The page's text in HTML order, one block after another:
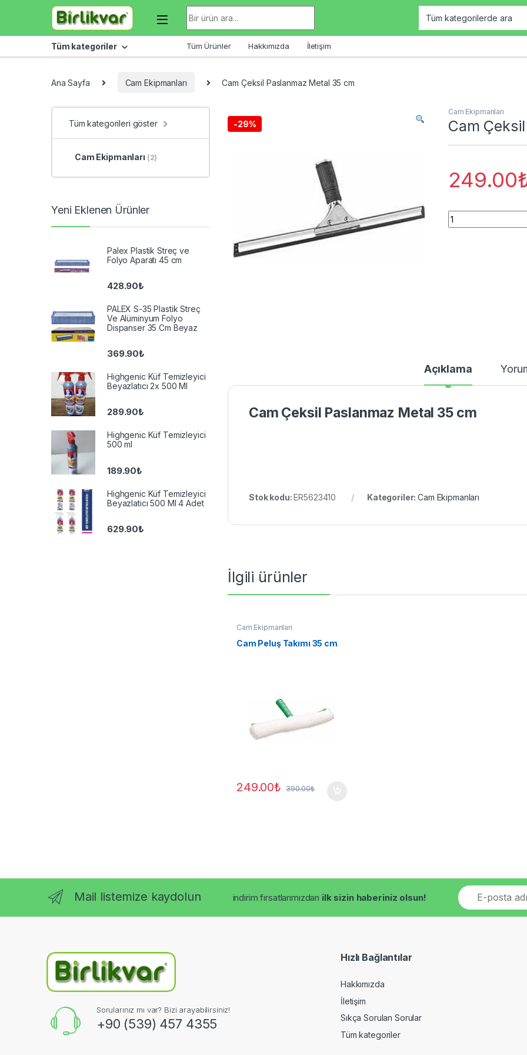
Skip to navigation
Skip to content
Tüm kategoriler Tüm Ürünler Hakkımızda İletişim
Ana Sayfa Cam Ekipmanları Cam Çeksil Paslanmaz Metal 35 cm
-29%
Cam Ekipmanları
Cam
249.00
Cam Çeksil
Açıklama
Cam Çeksil Paslanmaz Metal 35 cm
Stok kodu:ER5623410 Kategoriler:Cam Ekipmanları
İlgili ürünler
Cam Ekipmanları
Cam Peluş Takımı 35 cm
249.00₺ 390.00₺
Tüm kategorileri göster
Cam Ekipmanları (2)
Yeni Eklenen Ürünler
Palex Plastik Streç ve
Folyo Aparatı 45 cm
428.90₺
PALEX S-35 Plastik Streç
Ve Alüminyum Folyo
Dispanser 35 Cm Beyaz
369.90₺
Highgenic Küf Temizleyici
Beyazlatıcı 2x 500 Ml
289.90₺
Highgenic Küf Temizleyici
500 ml
189.90₺
Highgenic Küf Temizleyici
Beyazlatıcı 500 Ml 4 Adet
629.90₺
Mail listemize kaydolun indirim fırsatlarımızdan ilk sizin haberiniz olsun!
E
m
a
Sorularınız mı var? Bizi arayabilirsiniz!
+90 (539) 457 4355
Hızlı Bağlantılar
Hakkımızda
İletişim
Sıkça Sorulan Sorular
Tüm kategoriler